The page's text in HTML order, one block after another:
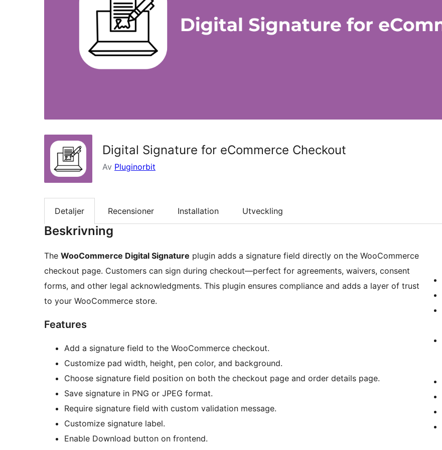
Digital Signature for eCommerce Checkout
Av Pluginorbit
Detaljer Recensioner Installation Utveckling
Beskrivning
The WooCommerce Digital Signature plugin adds a signature field directly on the WooCommerce
checkout page. Customers can sign during checkout—perfect for agreements, waivers, consent
forms, and other legal acknowledgments. This plugin ensures compliance and adds a layer of trust
to your WooCommerce store.
Features
Add a signature field to the WooCommerce checkout.
Customize pad width, height, pen color, and background.
Choose signature field position on both the checkout page and order details page.
Save signature in PNG or JPEG format.
Require signature field with custom validation message.
Customize signature label.
Enable Download button on frontend.